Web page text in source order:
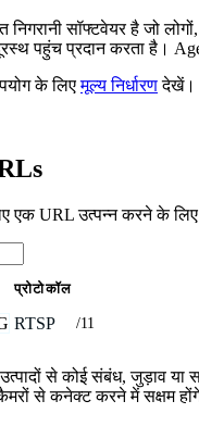
सॉफ्टवेयर है जो
पहुंच प्रदान करता है।
के लिएमूल्य निर्धारणदेखें।
एक URL उत्पन्न करने के
प्रोटोकॉल
RTSP /11
से कोई संबंध, जुड़ाव या
से कनेक्ट करने में सक्षम